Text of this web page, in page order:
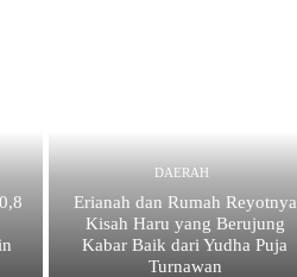
DAERAH
Erianah dan Rumah Reyotnya
Kisah Haru yang Berujung
Kabar Baik dari Yudha Puja
Turnawan